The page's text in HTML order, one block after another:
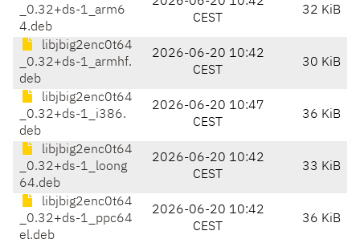
_0.32+ds-1_arm6
4.deb
CEST
32 KiB
libjbig2enc0t64
_0.32+ds-1_armhf.
deb
2026-06-20 10:42
CEST
30 KiB
libjbig2enc0t64
_0.32+ds-1_i386.
deb
2026-06-20 10:47
CEST
36 KiB
libjbig2enc0t64
_0.32+ds-1_loong
64.deb
2026-06-20 10:42
CEST
33 KiB
libjbig2enc0t64
_0.32+ds-1_ppc64
el.deb
2026-06-20 10:42
CEST
36 KiB